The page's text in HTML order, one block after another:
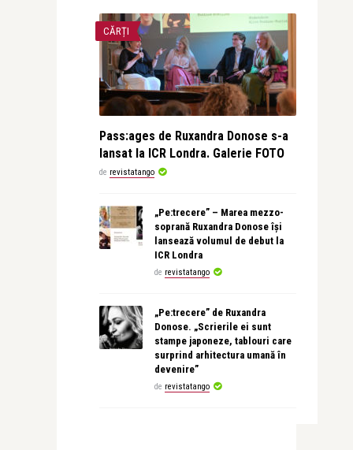
CĂRȚI
Pass:ages de Ruxandra Donose s-a
lansat la ICR Londra. Galerie FOTO
de revistatango
„Pe:trecere” – Marea mezzo-
soprană Ruxandra Donose își
lansează volumul de debut la
ICR Londra
de revistatango
„Pe:trecere” de Ruxandra
Donose. „Scrierile ei sunt
stampe japoneze, tablouri care
surprind arhitectura umană în
devenire”
de revistatango